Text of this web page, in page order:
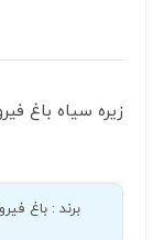
زیره سیاه باغ
برند: باغ